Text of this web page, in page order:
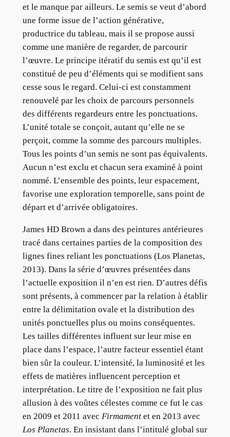
et le manque par ailleurs. Le semis se veut d’abord
une forme issue de l’action générative,
productrice du tableau, mais il se propose aussi
comme une manière de regarder, de parcourir
l’œuvre. Le principe itératif du semis est qu’il est
constitué de peu d’éléments qui se modifient sans
cesse sous le regard. Celui-ci est constamment
renouvelé par les choix de parcours personnels
des différents regardeurs entre les ponctuations.
L’unité totale se conçoit, autant qu’elle ne se
perçoit, comme la somme des parcours multiples.
Tous les points d’un semis ne sont pas équivalents.
Aucun n’est exclu et chacun sera examiné à point
nommé. L’ensemble des points, leur espacement,
favorise une exploration temporelle, sans point de
départ et d’arrivée obligatoires.
James HD Brown a dans des peintures antérieures
tracé dans certaines parties de la composition des
lignes fines reliant les ponctuations (Los Planetas,
2013). Dans la série d’œuvres présentées dans
l’actuelle exposition il n’en est rien. D’autres défis
sont présents, à commencer par la relation à établir
entre la délimitation ovale et la distribution des
unités ponctuelles plus ou moins conséquentes.
Les tailles différentes influent sur leur mise en
place dans l’espace, l’autre facteur essentiel étant
bien sûr la couleur. L’intensité, la luminosité et les
effets de matières influencent perception et
interprétation. Le titre de l’exposition ne fait plus
allusion à des voûtes célestes comme ce fut le cas
en 2009 et 2011 avec Firmamentet en 2013 avec
Los Planetas. En insistant dans l’intitulé global sur